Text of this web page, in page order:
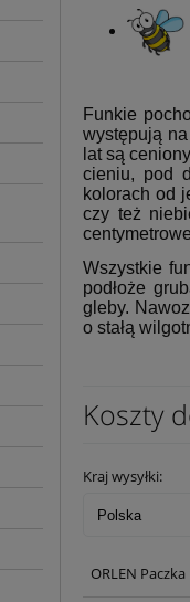
Funkie
występują
lat są
cieniu, pod
kolorach od
czy też
Wszystkie
podłoże
gleby.
o stałą
Koszty
Kraj wysyłki:
ORLEN Paczka